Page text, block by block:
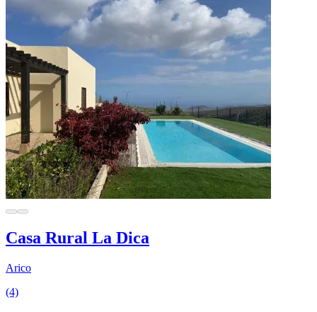
Casa Rural La Dica
Arico
(4)